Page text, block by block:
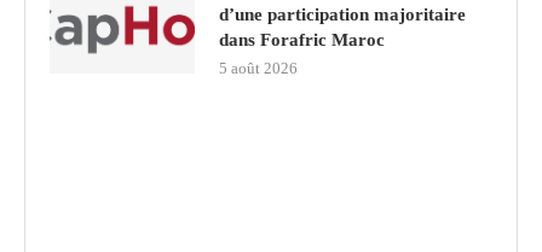
d’une participation majoritaire
dans Forafric Maroc
5 août 2026